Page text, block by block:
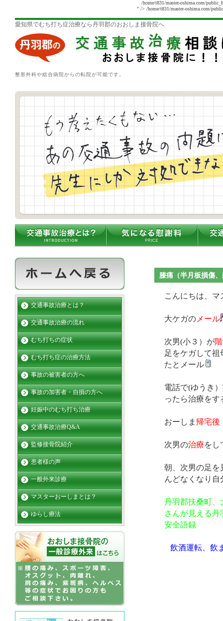
/home/t831/master-oshima.com/
" /> /home/t831/master-oshima.com/
愛知県でむち打ち症治療なら丹羽郡のおおしま接骨院へ
整形外科や総合病院からの転院が可能です。
膝痛（半月板損傷
こんにちは、
大ケガの メール
次男(小３）が
足をケガして祖
たとメール
電話で(ゆうき
ったら治療を
おーしま 帰宅後
次男の治療をし
朝、次男の足を
んどなくなり
丹羽郡扶桑町、
さんが見える
安全語録
飲酒運転、飲
交通事故治療とは？
交通事故治療の流れ
むち打ちの症状
むち打ち症の治療方法
事故の被害者の方へ
事故の加害者・自損の方へ
妊娠中のむち打ち治療
交通事故治療Q&A
監修接骨院紹介
患者様の声
一般外来診療
マスターおーしまとは？
ゆらし療法